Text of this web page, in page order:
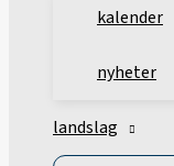
kalender
nyheter
landslag